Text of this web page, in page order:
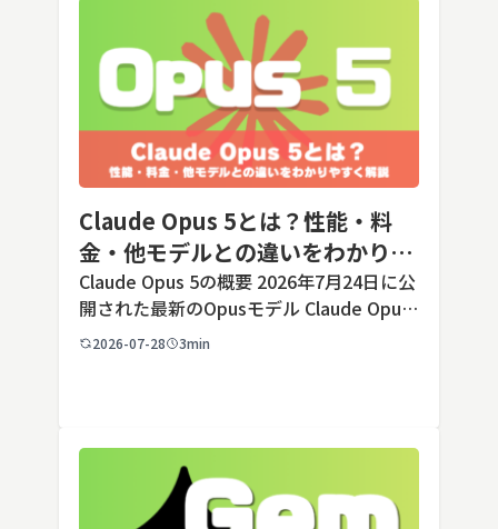
Claude Opus 5とは？性能・料
金・他モデルとの違いをわかりや
すく解説
Claude Opus 5の概要 2026年7月24日に公
開された最新のOpusモデル Claude Opus
5は、米国のAI企業Anthropic（アンソロピ
2026-07-28 3min